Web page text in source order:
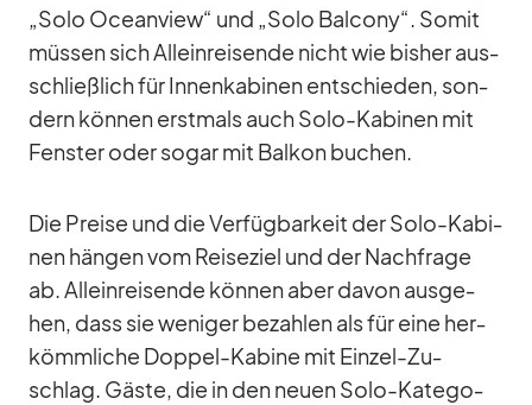
„Solo Oce­an­view“ und „Solo Bal­c­ony“. So­mit
müs­sen sich Al­lein­rei­sende nicht wie bis­her aus­
schließ­lich für In­nen­ka­bi­nen ent­schie­den, son­
dern kön­nen erst­mals auch Solo-Ka­bi­nen mit
Fens­ter oder so­gar mit Bal­kon bu­chen.
Die Preise und die Ver­füg­bar­keit der Solo-Ka­bi­
nen hän­gen vom Rei­se­ziel und der Nach­frage
ab. Al­lein­rei­sende kön­nen aber da­von aus­ge­
hen, dass sie we­ni­ger be­zah­len als für eine her­
kömm­li­che Dop­pel-Ka­bine mit Ein­zel-Zu­
schlag. Gäste, die in den neuen Solo-Ka­te­go­